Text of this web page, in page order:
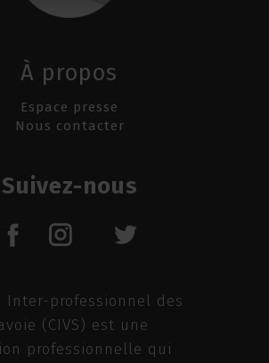
À propos
Espace presse
Nous contacter
Suivez-nous
Inter-professionnel des
(CIVS) est une
professionnelle qui